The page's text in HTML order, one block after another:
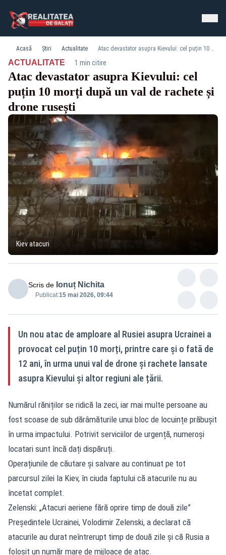
Acasă Știri Actualitate Atac devastator asupra Kievului: cel puțin 10 morți după un val de rachete și drone rusești
ACTUALITATE· 1 min citire
Atac devastator asupra Kievului: cel
puțin 10 morți după un val de rachete și
drone rusești
Kiev atacuri
Scris de Ionuț Nichita
Publicat:15 mai 2026, 09:44
Un nou atac de amploare al Rusiei asupra Ucrainei a
provocat cel puțin 10 morți, printre care și o fată de
12 ani, în urma unui val de drone și rachete lansate
asupra Kievului și altor regiuni ale țării.
Numărul răniților se ridică la zeci, iar mai multe persoane au
fost scoase de sub dărâmăturile unui bloc de locuințe prăbușit
în urma impactului. Potrivit serviciilor de urgență, numeroși
locatari sunt încă dați dispăruți.
Operațiunile de căutare și salvare au continuat pe tot
parcursul zilei la Kiev, în ciuda faptului că atacurile nu au
încetat complet.
Zelenski: „Atacuri aeriene fără oprire timp de două zile”
Președintele Ucrainei, Volodimir Zelenski, a declarat că
atacurile au durat neîntrerupt timp de două zile și că Rusia a
folosit un număr mare de mijloace de atac.